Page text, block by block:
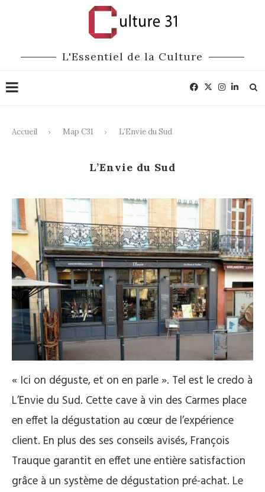
L'Essentiel de la Culture
Accueil Map C31 L’Envie du Sud
L’Envie du Sud
« Ici on déguste, et on en parle ». Tel est le credo à
L’Envie du Sud. Cette cave à vin des Carmes place
en effet la dégustation au cœur de l’expérience
client. En plus des ses conseils avisés, François
Trauque garantit en effet une entière satisfaction
grâce à un système de dégustation pré-achat. Le